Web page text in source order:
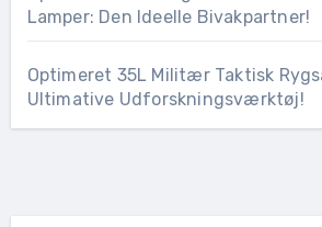
Lamper: Den Ideelle Bivakpartner!
Optimeret 35L Militær Taktisk
Ultimative Udforskningsværktøj!